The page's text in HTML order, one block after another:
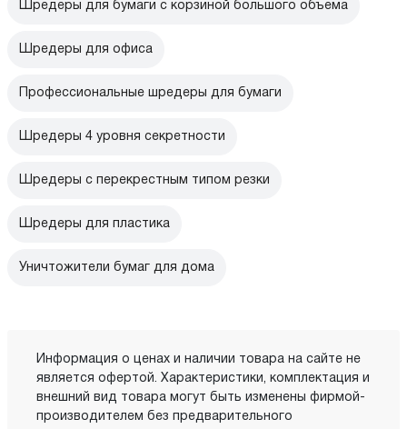
Шредеры для бумаги с корзиной большого объема
Шредеры для офиса
Профессиональные шредеры для бумаги
Шредеры 4 уровня секретности
Шредеры с перекрестным типом резки
Шредеры для пластика
Уничтожители бумаг для дома
Информация о ценах и наличии товара на сайте не
является офертой. Характеристики, комплектация и
внешний вид товара могут быть изменены фирмой-
производителем без предварительного